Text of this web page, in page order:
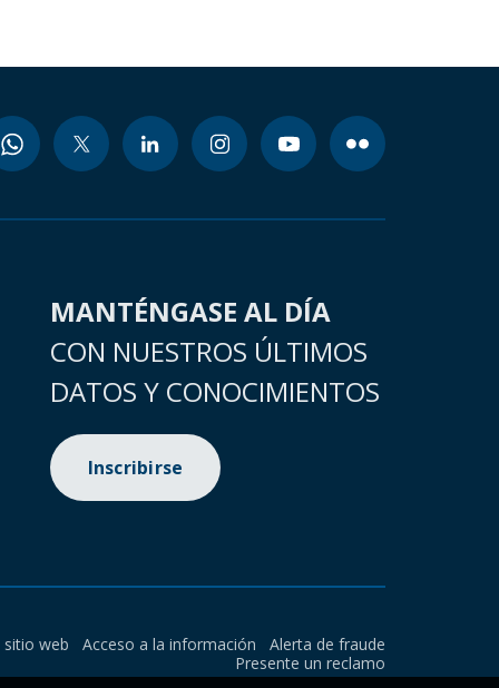
MANTÉNGASE AL DÍA
CON NUESTROS ÚLTIMOS
DATOS Y CONOCIMIENTOS
Inscribirse
sitio web Acceso a la información
Alerta de fraude
Presente un reclamo